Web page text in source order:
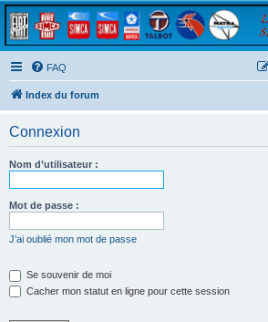
FAQ
Index du forum
Connexion
Nom d’utilisateur :
Mot de passe :
J’ai oublié mon mot de passe
Se souvenir de moi
Cacher mon statut en ligne pour cette session